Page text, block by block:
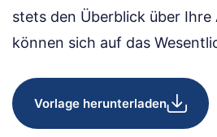
stets den Überblick über Ihre
können sich auf das
Vorlage herunterladen